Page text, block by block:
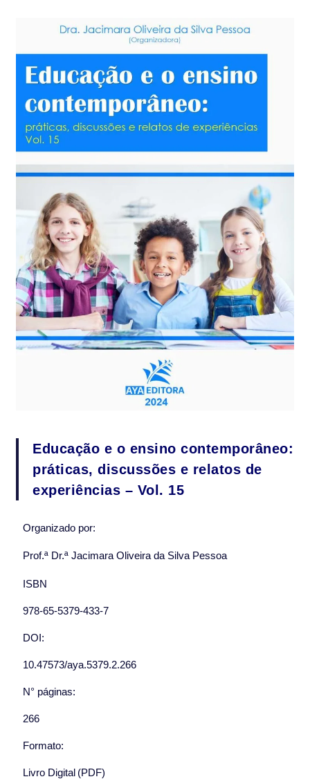
Educação e o ensino contemporâneo:
práticas, discussões e relatos de
experiências – Vol. 15
Organizado por:
Prof.ª Dr.ª Jacimara Oliveira da Silva Pessoa
ISBN
978-65-5379-433-7
DOI:
10.47573/aya.5379.2.266
N° páginas:
266
Formato:
Livro Digital (PDF)